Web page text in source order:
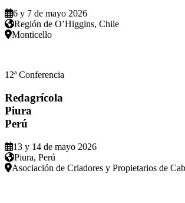
6 y 7 de mayo 2026
Región de O’Higgins, Chile
Monticello
12ª Conferencia
Redagrícola
Piura
Perú
13 y 14 de mayo 2026
Piura, Perú
Asociación de Criadores y Propietarios de